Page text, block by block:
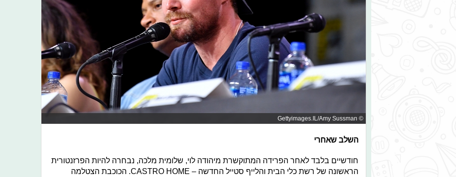
© Gettyimages.IL/Amy Sussman
השלב שאחרי
חודשיים בלבד לאחר הפרידה המתוקשרת מיהודה לוי, שלומית מלכה, נבחרה להיות הפרזנטורית
הראשונה של רשת כלי הבית והלייף סטייל החדשה – CASTRO HOME. הכוכבת הצטלמה